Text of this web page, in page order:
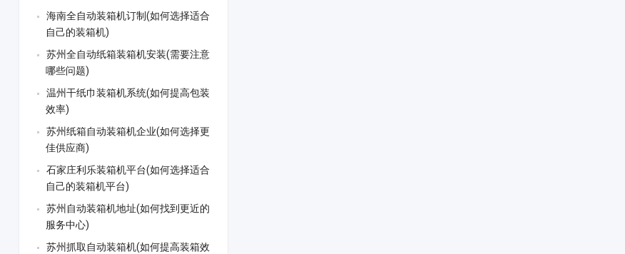
海南全自动装箱机订制(如何选择适合
自己的装箱机)
苏州全自动纸箱装箱机安装(需要注意
哪些问题)
温州干纸巾装箱机系统(如何提高包装
效率)
苏州纸箱自动装箱机企业(如何选择更
佳供应商)
石家庄利乐装箱机平台(如何选择适合
自己的装箱机平台)
苏州自动装箱机地址(如何找到更近的
服务中心)
苏州抓取自动装箱机(如何提高装箱效